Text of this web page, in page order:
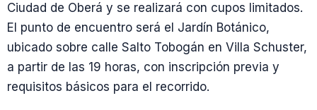
Ciudad de Oberá y se realizará con cupos limitados.
El punto de encuentro será el Jardín Botánico,
ubicado sobre calle Salto Tobogán en Villa Schuster,
a partir de las 19 horas, con inscripción previa y
requisitos básicos para el recorrido.